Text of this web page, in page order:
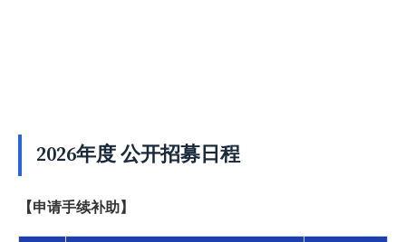
2026年度 公开招募日程
【申请手续补助】